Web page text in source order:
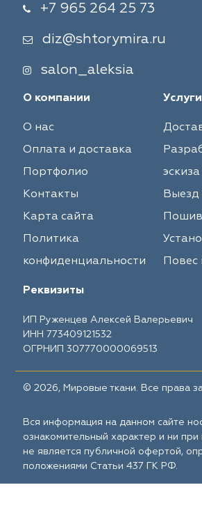
+7 965 264 25 73
diz@shtorymira.ru
salon_aleksia
О компании
О нас
Оплата и доставка
Портфолио
Контакты
Карта сайта
Политика
конфиденциальности
Услуги
Выезд
Повес
Реквизиты
ИП Руженцев Алексей Валерьевич
ИНН 773409121532
ОГРНИП 307770000069513
© 2026, Мировые ткани. Все права
Вся информация на данном сайте
ознакомительный характер и ни при
не является публичной офертой,
положениями Статьи 437 ГК РФ.